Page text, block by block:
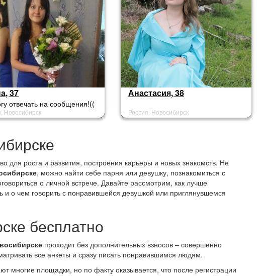
37
отвечать на сообщения!((
премиум статуса.
еще раз говорю сначала
Новосибирск
Анастасия, 38
Россия, Новосибирск
для роста и развития, построения карьеры и новых знакомств. Не
, можно найти себе парня или девушку, познакомиться с
о личной встрече. Давайте рассмотрим, как лучше
и о чем говорить с понравившейся девушкой или приглянувшемся
бесплатно
проходит без дополнительных взносов – совершенно
все анкеты и сразу писать понравившимся людям.
многие площадки, но по факту оказывается, что после регистрации